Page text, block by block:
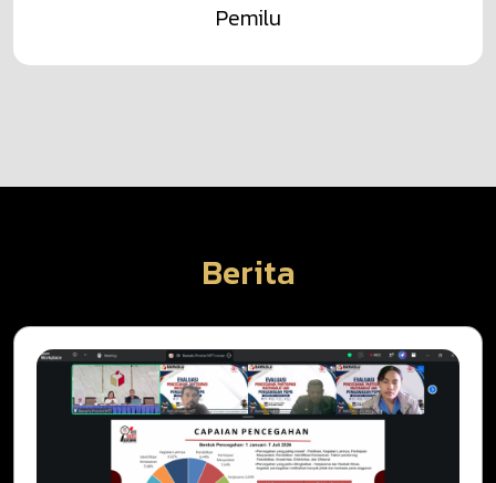
Pemilu
Berita